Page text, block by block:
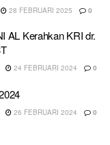
28 FEBRUARI 2025 0
AL Kerahkan KRI dr.
24 FEBRUARI 2024 0
26 FEBRUARI 2024 0